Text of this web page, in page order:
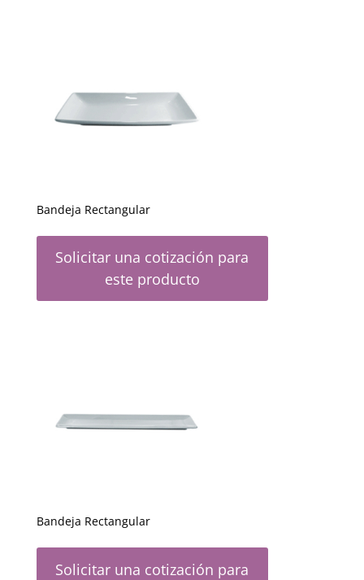
Bandeja Rectangular
Solicitar una cotización para
este producto
Bandeja Rectangular
Solicitar una cotización para